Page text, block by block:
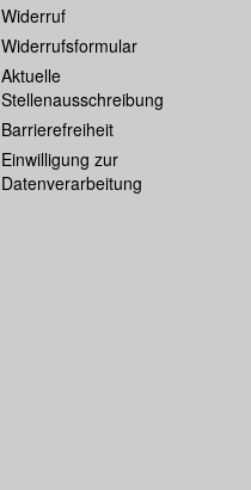
Widerruf
Widerrufsformular
Aktuelle
Stellenausschreibung
Barrierefreiheit
Einwilligung zur
Datenverarbeitung